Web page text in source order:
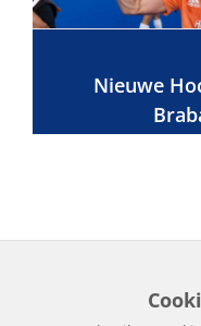
Nieuwe
Over